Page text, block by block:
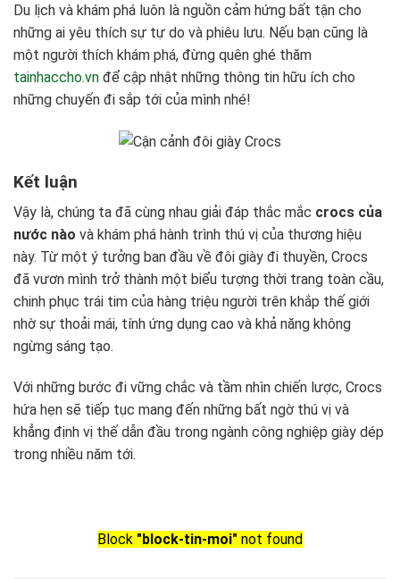
Du lịch và khám phá luôn là nguồn cảm hứng bất tận cho
những ai yêu thích sự tự do và phiêu lưu. Nếu bạn cũng là
một người thích khám phá, đừng quên ghé thăm
tainhaccho.vn để cập nhật những thông tin hữu ích cho
những chuyến đi sắp tới của mình nhé!
Kết luận
Vậy là, chúng ta đã cùng nhau giải đáp thắc mắc crocs của
nước nào và khám phá hành trình thú vị của thương hiệu
này. Từ một ý tưởng ban đầu về đôi giày đi thuyền, Crocs
đã vươn mình trở thành một biểu tượng thời trang toàn cầu,
chinh phục trái tim của hàng triệu người trên khắp thế giới
nhờ sự thoải mái, tính ứng dụng cao và khả năng không
ngừng sáng tạo.
Với những bước đi vững chắc và tầm nhìn chiến lược, Crocs
hứa hẹn sẽ tiếp tục mang đến những bất ngờ thú vị và
khẳng định vị thế dẫn đầu trong ngành công nghiệp giày dép
trong nhiều năm tới.
Block "block-tin-moi" not found